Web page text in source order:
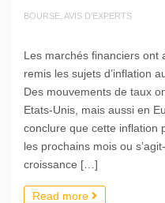
BOURSE, AVIS D'EXPERTS
Les marchés financiers ont
remis les sujets d’inflation
Des mouvements de taux
Etats-Unis, mais aussi en
conclure que cette inflation
les prochains mois ou
croissance […]
Read more